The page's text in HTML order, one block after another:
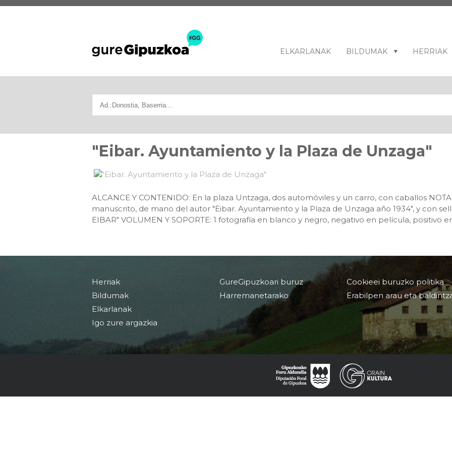
ELKARLANAK BILDUMAK HERRIAK
"Eibar. Ayuntamiento y la Plaza de Unzaga"
ALCANCE Y CONTENIDO: En la plaza Untzaga, dos automóviles y un carro, con caballos
manuscrito, de mano del autor "Eibar. Ayuntamiento y la Plaza de Unzaga año 1934", y con
EIBAR" VOLUMEN Y SOPORTE: 1 fotografía en blanco y negro, negativo en película, positivo
Herriak
Bildumak
Elkarlanak
Igo zure argazkia
GureGipuzkoari buruz
Harremanetarako
Cookieei buruzko politika
Erabilpen arau eta